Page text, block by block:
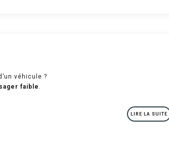
véhicule ?
faible
LIRE LA SUITE